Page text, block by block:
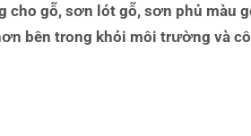
gỗ, sơn lót gỗ, sơn phủ màu
bên trong khỏi môi trường và